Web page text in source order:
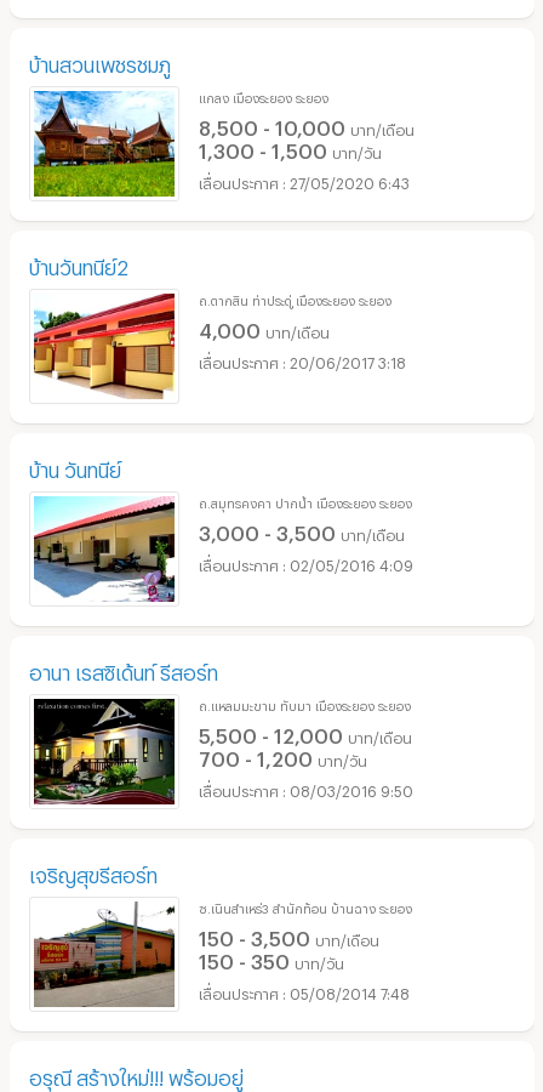
บ้านสวนเพชรชมภู
แกลง เมืองระยอง ระยอง
8,500 - 10,000 บาท/เดือน
1,300 - 1,500 บาท/วัน
27/05/2020 6:43
บ้านวันทนีย์2
ถ.ตากสิน ท่าประดู่ เมืองระยอง ระยอง
4,000 บาท/เดือน
20/06/2017 3:18
บ้าน วันทนีย์
ถ.สมุทรคงคา ปากน้ำ เมืองระยอง ระยอง
3,000 - 3,500 บาท/เดือน
02/05/2016 4:09
อานา เรสซิเด้นท์ รีสอร์ท
ถ.แหลมมะขาม ทับมา เมืองระยอง ระยอง
5,500 - 12,000 บาท/เดือน
700 - 1,200 บาท/วัน
08/03/2016 9:50
เจริญสุขรีสอร์ท
ซ.เนินสำเหร่3 สำนักท้อน บ้านฉาง ระยอง
150 - 3,500 บาท/เดือน
150 - 350 บาท/วัน
05/08/2014 7:48
อรุณี สร้างใหม่!!! พร้อมอยู่